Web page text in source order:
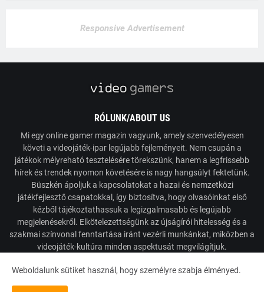
Responsive Advertisement
RÓLUNK/ABOUT US
Mi egy online gamer magazin vagyunk, amely szenvedélyesen
követi a videojáték-ipar legújabb fejleményeit. Nem csupán a
játékok mélyreható tesztelésére törekszünk, hanem a legfrissebb
hírek és trendek nyomon követésére is nagy hangsúlyt fektetünk.
Büszkén ápoljuk a kapcsolatokat a hazai és nemzetközi
játékfejlesztő csapatokkal, így biztosítva, hogy olvasóinkat első
kézből tájékoztathassuk a legizgalmasabb és legújabb
megjelenésekről. Elkötelezettségünk az újságírói hitelesség és a
szakmai színvonal fenntartása iránt vezérli munkánkat, miközben a
videojáték-kultúra minden aspektusát megvilágítjuk.
Weboldalunk sütiket használ, hogy személyre szabja élményed.